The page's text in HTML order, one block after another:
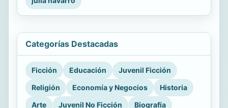
Categorías Destacadas
Ficción Educación
Juvenil Ficción
Religión
Economía y Negocios
Historia
Arte
Juvenil No Ficción Biografía